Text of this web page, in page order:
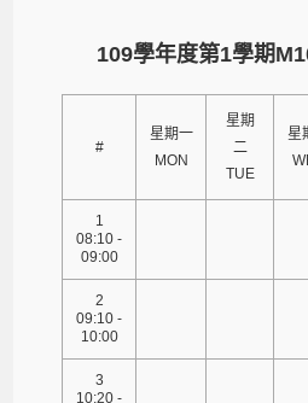
109學年度第1學期
#
星期一
MON
星期
二
TUE
星
1
08:10 -
09:00
2
09:10 -
10:00
3
10:20 -